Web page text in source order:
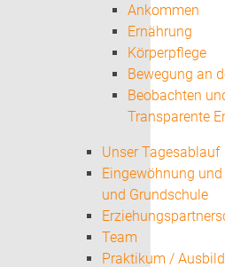
Ankommen
Ernährung
Körperpflege
Bewegung an
Beobachten
Transparente
Unser Tagesablauf
Eingewöhnung
und Grundschule
Team
Praktikum /